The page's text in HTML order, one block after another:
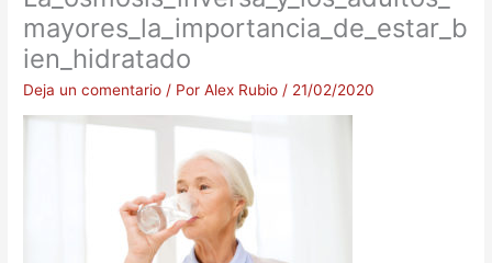
mayores_la_importancia_de_estar_b
ien_hidratado
Deja un comentario / PorAlex Rubio / 21/02/2020